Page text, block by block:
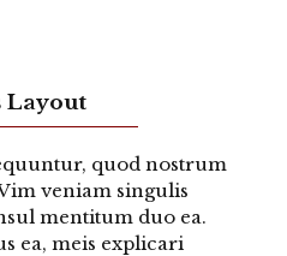
quod nostrum
veniam singulis
mentitum duo ea.
ea, meis explicari